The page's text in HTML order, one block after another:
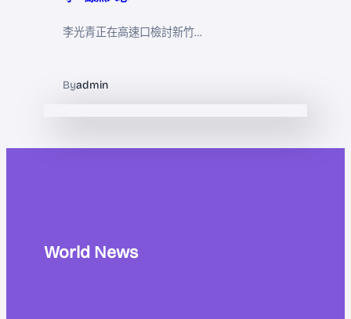
李光青正在高速口檢討新竹…
Byadmin
World News